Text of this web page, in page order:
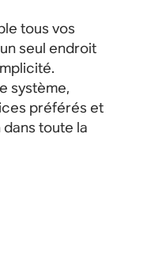
tous vos
seul endroit
système,
préférés et
toute la